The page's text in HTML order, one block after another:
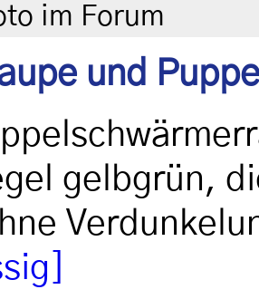
im Forum
und Puppe
gelbgrün,